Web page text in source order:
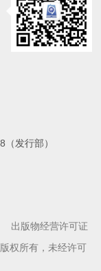
发行部）
出版物经营许可证
权所有，未经许可